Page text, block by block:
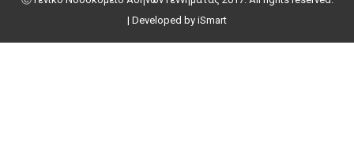
| Developed by iSmart